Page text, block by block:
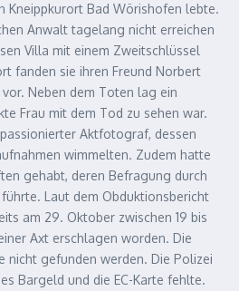
Kneippkurort Bad Wörishofen lebte.
Anwalt tagelang nicht erreichen
Villa mit einem Zweitschlüssel
fanden sie ihren Freund Norbert
Neben dem Toten lag ein
Frau mit dem Tod zu sehen war.
Aktfotograf, dessen
wimmelten. Zudem hatte
gehabt, deren Befragung durch
Laut dem Obduktionsbericht
am 29. Oktober zwischen 19 bis
Axt erschlagen worden. Die
nicht gefunden werden. Die Polizei
Bargeld und die EC-Karte fehlte.